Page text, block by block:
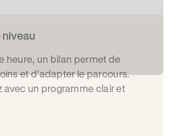
niveau
heure, un bilan permet de
et d’adapter le parcours.
avec un programme clair et